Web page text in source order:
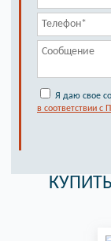
Я даю свое
в соответствии с